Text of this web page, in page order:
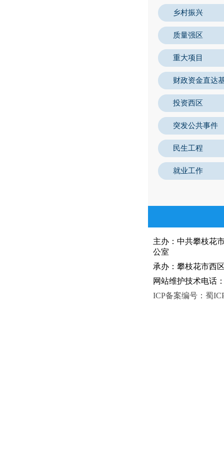
乡村振兴
质量强区
重大项目
财政资金直达
投资西区
突发公共事件
民生工程
就业工作
主办：中共攀枝
公室
承办：攀枝花市西
网站维护技术电话
ICP备案编号：蜀